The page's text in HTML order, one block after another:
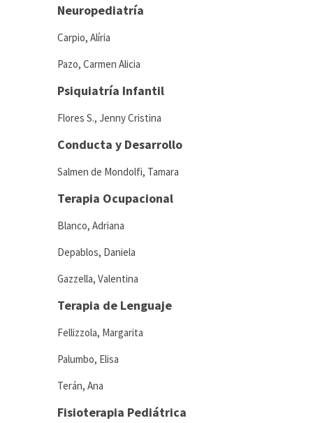
Neuropediatría
Carpio, Alíria
Pazo, Carmen Alicia
Psiquiatría Infantil
Flores S., Jenny Cristina
Conducta y Desarrollo
Salmen de Mondolfi, Tamara
Terapia Ocupacional
Blanco, Adriana
Depablos, Daniela
Gazzella, Valentina
Terapia de Lenguaje
Fellizzola, Margarita
Palumbo, Elisa
Terán, Ana
Fisioterapia Pediátrica